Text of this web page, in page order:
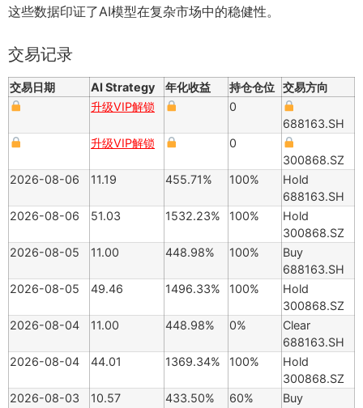
这些数据印证了AI模型在复杂市场中的稳健性。
交易记录
交易日期 AI Strategy 年化收益 持仓仓位 交易方向
升级VIP解锁
0
688163.SH
升级VIP解锁
0
300868.SZ
2026-08-06
11.19 455.71% 100%
Hold
688163.SH
2026-08-06
51.03 1532.23% 100%
Hold
300868.SZ
2026-08-05
11.00 448.98% 100%
Buy
688163.SH
2026-08-05
49.46 1496.33% 100%
Hold
300868.SZ
2026-08-04
11.00 448.98% 0%
Clear
688163.SH
2026-08-04
44.01 1369.34% 100%
Hold
300868.SZ
2026-08-03
10.57 433.50% 60%
Buy